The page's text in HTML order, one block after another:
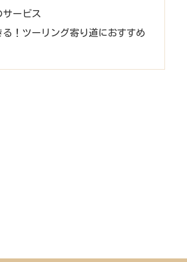
ービス
！ツーリング寄り道におすすめ